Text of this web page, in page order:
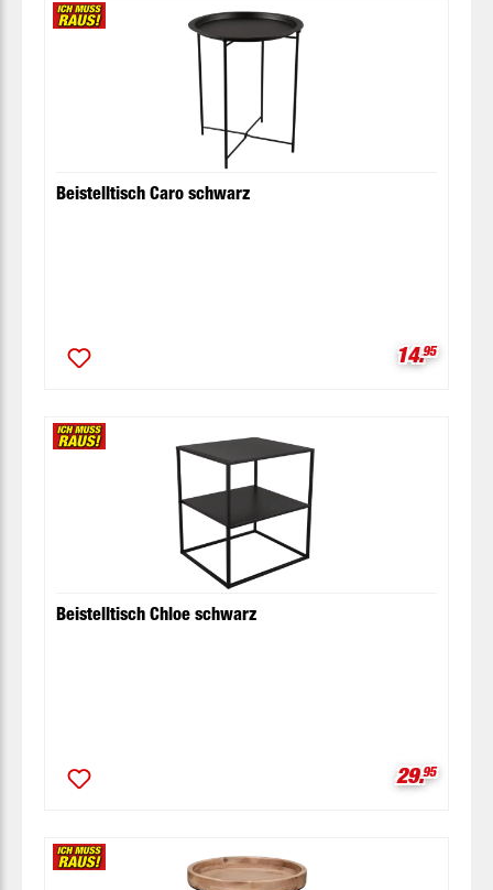
Beistelltisch Caro schwarz
14.95
Beistelltisch Chloe schwarz
29.95